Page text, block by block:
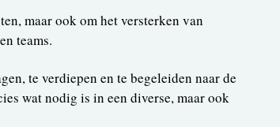
maar ook om het versterken van
teams.
te verdiepen en te begeleiden naar de
wat nodig is in een diverse, maar ook